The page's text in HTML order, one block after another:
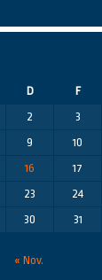
D F
2 3
9 10
16 17
23 24
30 31
« Nov.